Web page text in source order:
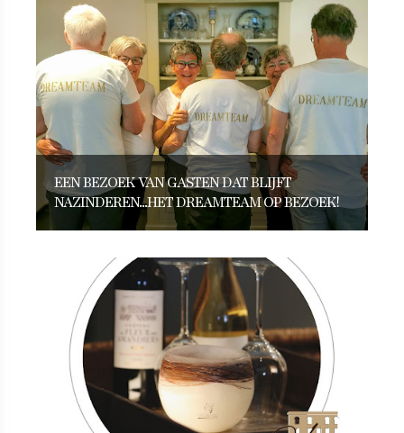
EEN BEZOEK VAN GASTEN DAT BLIJFT
NAZINDEREN...HET DREAMTEAM OP BEZOEK!